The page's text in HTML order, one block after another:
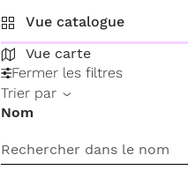
Vue catalogue
Vue carte
Fermer les filtres
Trier par
Nom